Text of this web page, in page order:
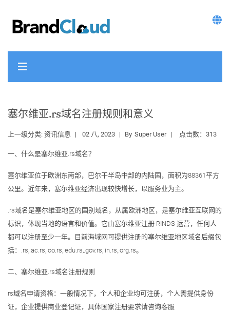
塞尔维亚.rs域名注册规则和意义
上一级分类: 资讯信息 02 八, 2023 By Super User 点击数：313
一、什么是塞尔维亚.rs域名？
塞尔维亚位于欧洲东南部，巴尔干半岛中部的内陆国，面积为88361平方
公里。近年来，塞尔维亚经济出现较快增长，以服务业为主。
.rs域名是塞尔维亚地区的国别域名，从属欧洲地区，是塞尔维亚互联网的
标识，体现当地的语言和价值。它由塞尔维亚注册 RINDS 运营，任何人
都可以注册至少一年。目前海域网可提供注册的塞尔维亚地区域名后缀包
括：.rs,.ac.rs,.co.rs,.edu.rs,.gov.rs,.in.rs,.org.rs。
二、塞尔维亚.rs域名注册规则
rs域名申请资格：一般情况下，个人和企业均可注册，个人需提供身份
证，企业提供商业登记证，具体国家注册要求请咨询客服